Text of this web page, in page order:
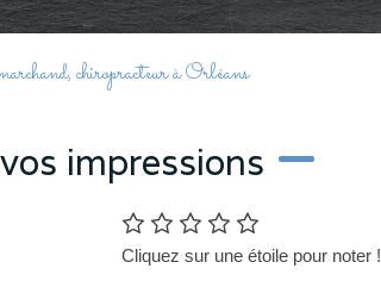
chiropracteur à Orléans
impressions
Cliquez sur une étoile pour noter !